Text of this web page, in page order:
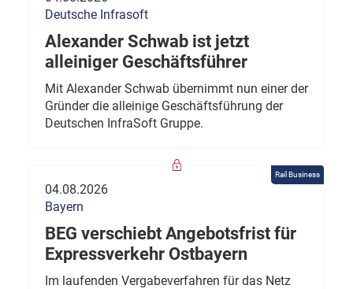
Deutsche Infrasoft
Alexander Schwab ist jetzt
alleiniger Geschäftsführer
Mit Alexander Schwab übernimmt nun einer der
Gründer die alleinige Geschäftsführung der
Deutschen InfraSoft Gruppe.
Rail Business
04.08.2026
Bayern
BEG verschiebt Angebotsfrist für
Expressverkehr Ostbayern
Im laufenden Vergabeverfahren für das Netz